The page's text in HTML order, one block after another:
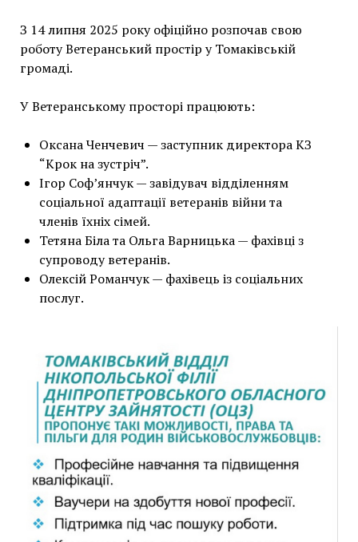
З 14 липня 2025 року офіційно розпочав свою
роботу Ветеранський простір у Томаківській
громаді.
У Ветеранському просторі працюють:
Оксана Ченчевич — заступник директора КЗ
“Крок на зустріч”.
Ігор Соф’янчук — завідувач відділенням
соціальної адаптації ветеранів війни та
членів їхніх сімей.
Тетяна Біла та Ольга Варницька — фахівці з
супроводу ветеранів.
Олексій Романчук — фахівець із соціальних
послуг.